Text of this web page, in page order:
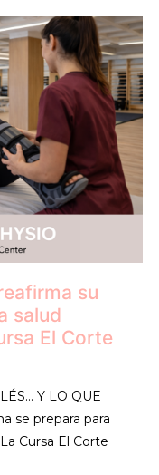
su
salud
El Corte
Y LO QUE
se prepara para
Cursa El Corte